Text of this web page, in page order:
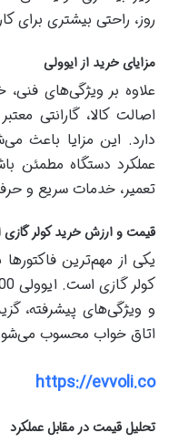
روز، راحتی بیشتری برای
مزایای خرید از ایوولی
علاوه بر ویژگی‌های
اصالت کالا، گارانتی
دارد. این مزایا باعث
عملکرد دستگاه مطمئن
تعمیر، خدمات سریع و
قیمت و ارزش خرید کولر گازی
یکی از مهم‌ترین
و ویژگی‌های پیشرفته،
اتاق خواب محسوب
https://evvoli.co
تحلیل قیمت در مقابل عملکرد